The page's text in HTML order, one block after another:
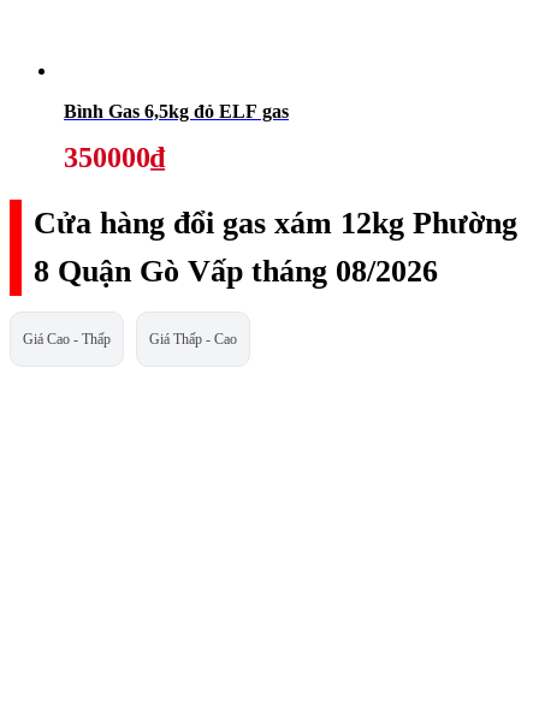
Bình Gas 6,5kg đỏ ELF gas
350000₫
Cửa hàng đổi gas xám 12kg Phường
8 Quận Gò Vấp tháng 08/2026
Giá Cao - Thấp Giá Thấp - Cao